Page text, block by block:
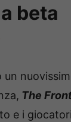
beta
un
The
e i